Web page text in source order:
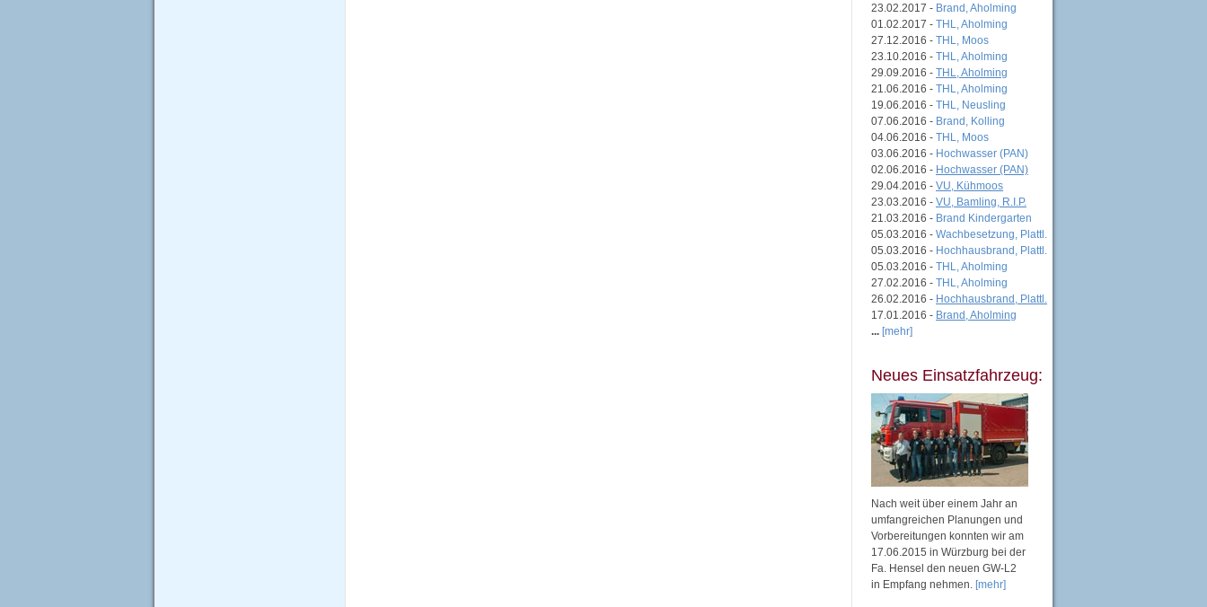
23.02.2017 - Brand, Aholming
01.02.2017 - THL, Aholming
27.12.2016 - THL, Moos
23.10.2016 - THL, Aholming
29.09.2016 - THL, Aholming
21.06.2016 - THL, Aholming
19.06.2016 - THL, Neusling
07.06.2016 - Brand, Kolling
04.06.2016 - THL, Moos
03.06.2016 - Hochwasser (PAN)
02.06.2016 - Hochwasser (PAN)
29.04.2016 - VU, Kühmoos
23.03.2016 - VU, Bamling, R.I.P.
21.03.2016 - Brand Kindergarten
05.03.2016 - Wachbesetzung, Plattl.
05.03.2016 - Hochhausbrand, Plattl.
05.03.2016 - THL, Aholming
27.02.2016 - THL, Aholming
26.02.2016 - Hochhausbrand, Plattl.
17.01.2016 - Brand, Aholming
... [mehr]
Neues Einsatzfahrzeug:
Nach weit über einem Jahr an
umfangreichen Planungen und
Vorbereitungen konnten wir am
17.06.2015 in Würzburg bei der
Fa. Hensel den neuen GW-L2
in Empfang nehmen. [mehr]